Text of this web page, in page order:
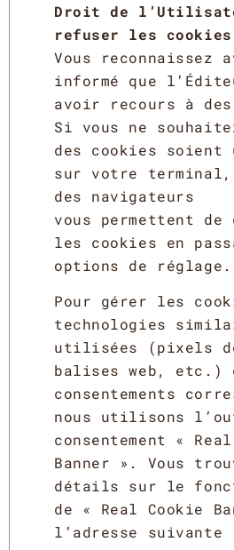
Droit de
refuser les cookies
Vous reconnaissez
informé que
avoir recours à
Si vous ne
des cookies
sur votre
des navigateurs
vous permettent de
les cookies en
options de réglage.
Pour gérer les
technologies
utilisées (pixels
balises web, etc.)
consentements
nous utilisons
consentement «
Banner ». Vous
détails sur le
de « Real Cookie
l’adresse suivante